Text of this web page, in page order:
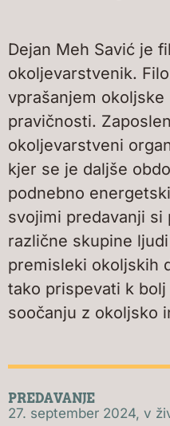
Dejan Meh Savić je
okoljevarstvenik.
vprašanjem
pravičnosti.
okoljevarstveni
kjer se je daljše
podnebno
svojimi predavanji si
različne skupine
premisleki okoljskih
tako prispevati k
soočanju z okoljsko
PREDAVANJE
27. september 2024, v